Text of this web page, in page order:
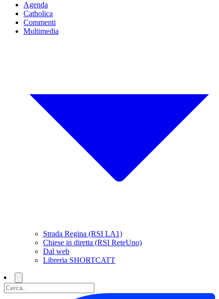
Agenda
Catholica
Commenti
Multimedia
Strada Regina (RSI LA1)
Chiese in diretta (RSI ReteUno)
Dal web
Libreria SHORTCATT